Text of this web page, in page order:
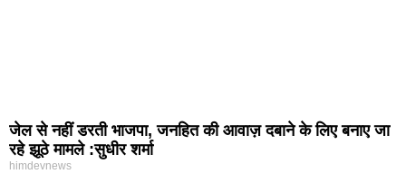
जेल से नहीं डरती भाजपा, जनहित की आवाज़ दबाने के लिए बनाए जा
रहे झूठे मामले :सुधीर शर्मा
himdevnews